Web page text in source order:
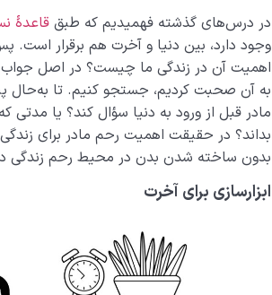
در درس‌های گذشته فهمیدیم که طبققاعدۀ
وجود دارد، بین دنیا و آخرت هم برقرار است.
اهمیت آن در زندگی ما چیست؟ در اصل جواب
به آن صحبت کردیم، جستجو کنیم. تا
مادر قبل از ورود به دنیا سؤال کند؟ یا مدتی
بداند؟ در حقیقت اهمیت رحم مادر برای
بدون ساخته شدن بدن در محیط رحم زندگی
ابزارسازی برای آخرت